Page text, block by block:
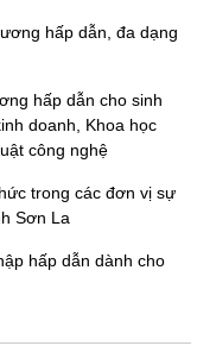
hấp dẫn, đa dạng
hấp dẫn cho sinh
doanh, Khoa học
công nghệ
trong các đơn vị sự
Sơn La
hấp dẫn dành cho